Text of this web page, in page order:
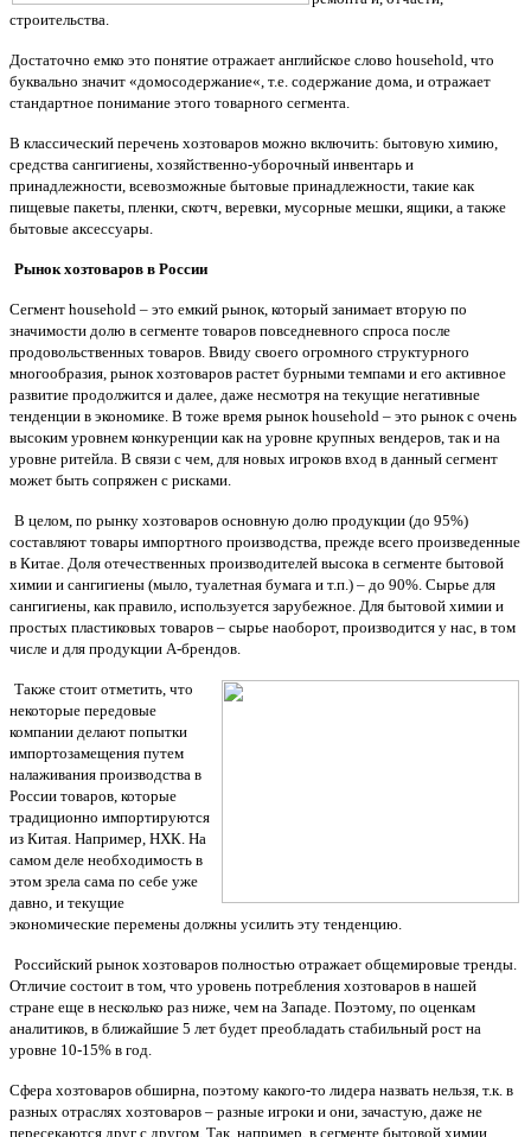
строительства.
Достаточно емко это понятие отражает английское слово household, что
буквально значит «домосодержание«, т.е. содержание дома, и отражает
стандартное понимание этого товарного сегмента.
В классический перечень хозтоваров можно включить: бытовую химию,
средства сангигиены, хозяйственно-уборочный инвентарь и
принадлежности, всевозможные бытовые принадлежности, такие как
пищевые пакеты, пленки, скотч, веревки, мусорные мешки, ящики, а также
бытовые аксессуары.
Рынок хозтоваров в России
Сегмент household – это емкий рынок, который занимает вторую по
значимости долю в сегменте товаров повседневного спроса после
продовольственных товаров. Ввиду своего огромного структурного
многообразия, рынок хозтоваров растет бурными темпами и его активное
развитие продолжится и далее, даже несмотря на текущие негативные
тенденции в экономике. В тоже время рынок household – это рынок с очень
высоким уровнем конкуренции как на уровне крупных вендеров, так и на
уровне ритейла. В связи с чем, для новых игроков вход в данный сегмент
может быть сопряжен с рисками.
В целом, по рынку хозтоваров основную долю продукции (до 95%)
составляют товары импортного производства, прежде всего произведенные
в Китае. Доля отечественных производителей высока в сегменте бытовой
химии и сангигиены (мыло, туалетная бумага и т.п.) – до 90%. Сырье для
сангигиены, как правило, используется зарубежное. Для бытовой химии и
простых пластиковых товаров – сырье наоборот, производится у нас, в том
числе и для продукции А-брендов.
Также стоит отметить, что
некоторые передовые
компании делают попытки
импортозамещения путем
налаживания производства в
России товаров, которые
традиционно импортируются
из Китая. Например, НХК. На
самом деле необходимость в
этом зрела сама по себе уже
давно, и текущие
экономические перемены должны усилить эту тенденцию.
Российский рынок хозтоваров полностью отражает общемировые тренды.
Отличие состоит в том, что уровень потребления хозтоваров в нашей
стране еще в несколько раз ниже, чем на Западе. Поэтому, по оценкам
аналитиков, в ближайшие 5 лет будет преобладать стабильный рост на
уровне 10-15% в год.
Сфера хозтоваров обширна, поэтому какого-то лидера назвать нельзя, т.к. в
разных отраслях хозтоваров – разные игроки и они, зачастую, даже не
пересекаются друг с другом. Так, например, в сегменте бытовой химии